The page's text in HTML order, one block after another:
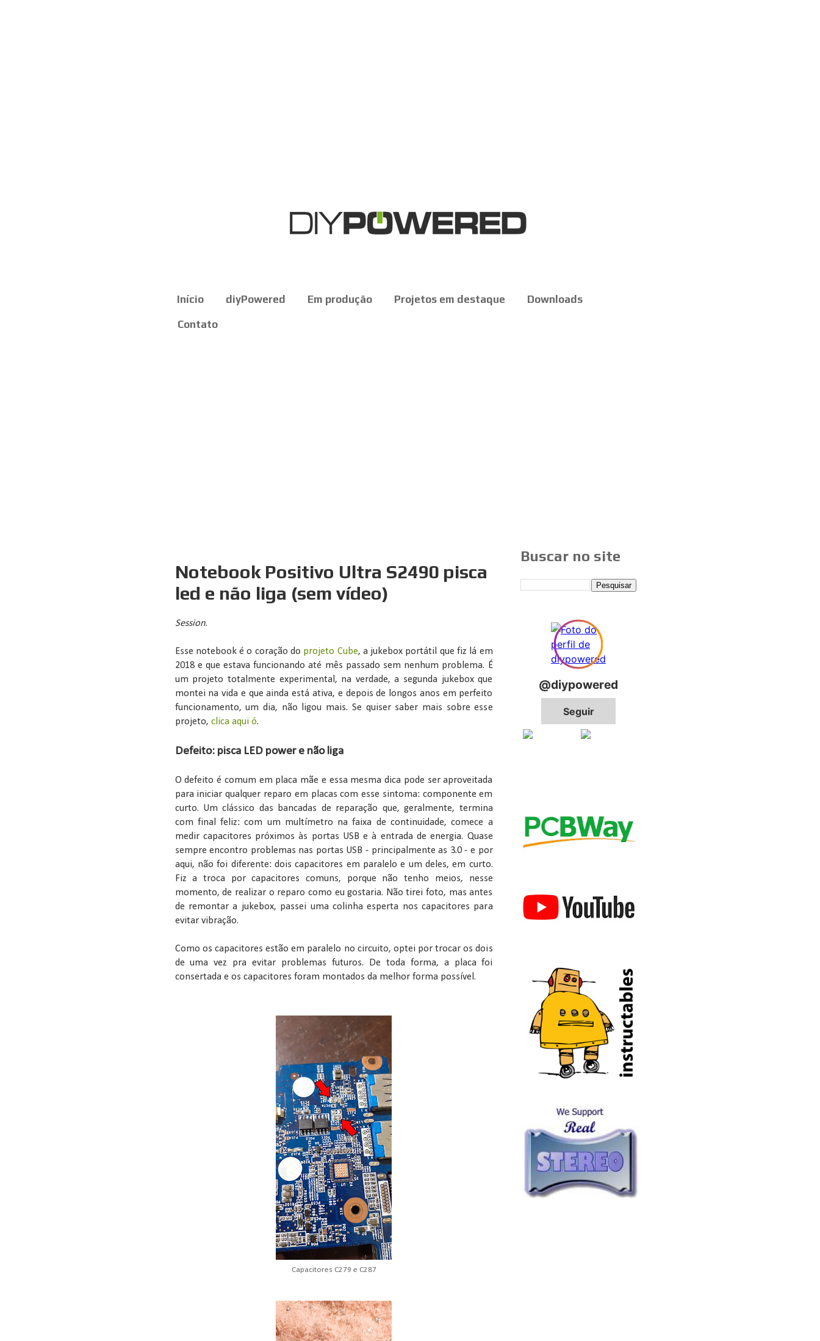
Início diyPowered Em produção Projetos em destaque Downloads
Contato
Notebook Positivo Ultra S2490 pisca
led e não liga (sem vídeo)
Session.
Esse notebook é o coração do projeto Cube, a jukebox portátil que fiz lá em
2018 e que estava funcionando até mês passado sem nenhum problema. É
um projeto totalmente experimental, na verdade, a segunda jukebox que
montei na vida e que ainda está ativa, e depois de longos anos em perfeito
funcionamento, um dia, não ligou mais. Se quiser saber mais sobre esse
projeto, clica aqui ó.
Defeito: pisca LED power e não liga
O defeito é comum em placa mãe e essa mesma dica pode ser aproveitada
para iniciar qualquer reparo em placas com esse sintoma: componente em
curto. Um clássico das bancadas de reparação que, geralmente, termina
com final feliz: com um multímetro na faixa de continuidade, comece a
medir capacitores próximos às portas USB e à entrada de energia. Quase
sempre encontro problemas nas portas USB - principalmente as 3.0 - e por
aqui, não foi diferente: dois capacitores em paralelo e um deles, em curto.
Fiz a troca por capacitores comuns, porque não tenho meios, nesse
momento, de realizar o reparo como eu gostaria. Não tirei foto, mas antes
de remontar a jukebox, passei uma colinha esperta nos capacitores para
evitar vibração.
Como os capacitores estão em paralelo no circuito, optei por trocar os dois
de uma vez pra evitar problemas futuros. De toda forma, a placa foi
consertada e os capacitores foram montados da melhor forma possível.
Capacitores C279 e C287
Buscar no site